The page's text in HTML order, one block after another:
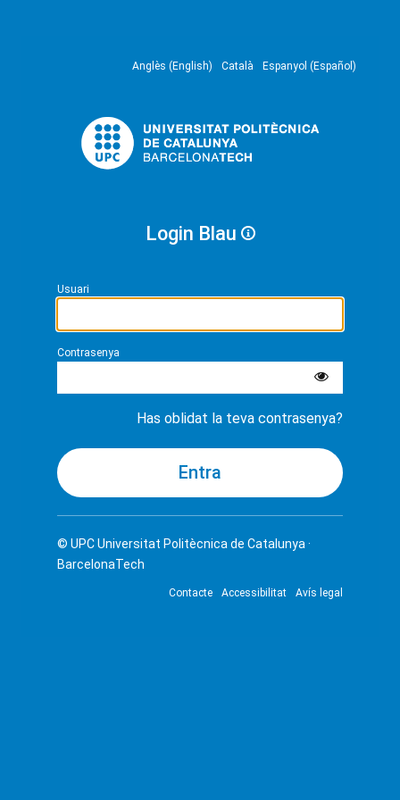
Anglès (English) Català Espanyol (Español)
Login Blau
Usuari
Contrasenya
Has oblidat la teva contrasenya?
© UPCUniversitat Politècnica de Catalunya ·
BarcelonaTech
Contacte Accessibilitat Avís legal